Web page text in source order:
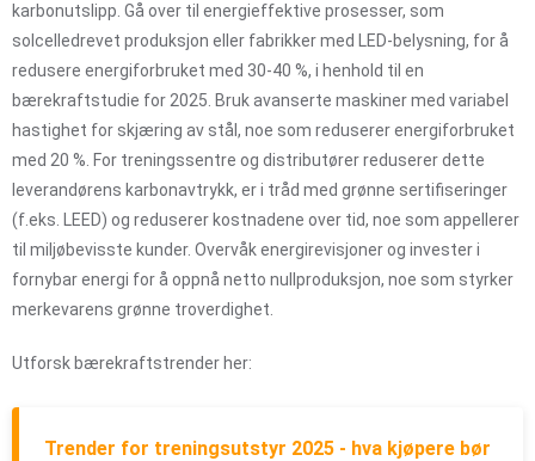
karbonutslipp. Gå over til energieffektive prosesser, som
solcelledrevet produksjon eller fabrikker med LED-belysning, for å
redusere energiforbruket med 30-40 %, i henhold til en
bærekraftstudie for 2025. Bruk avanserte maskiner med variabel
hastighet for skjæring av stål, noe som reduserer energiforbruket
med 20 %. For treningssentre og distributører reduserer dette
leverandørens karbonavtrykk, er i tråd med grønne sertifiseringer
(f.eks. LEED) og reduserer kostnadene over tid, noe som appellerer
til miljøbevisste kunder. Overvåk energirevisjoner og invester i
fornybar energi for å oppnå netto nullproduksjon, noe som styrker
merkevarens grønne troverdighet.
Utforsk bærekraftstrender her:
Trender for treningsutstyr 2025 - hva kjøpere bør